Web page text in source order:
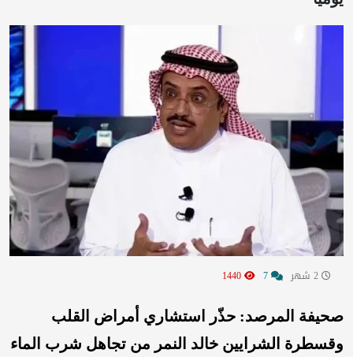
صحيفة المرصد: حذّر استشاري أمراض القلب
وقسطرة الشرايين خالد النمر من تجاهل شرب الماء